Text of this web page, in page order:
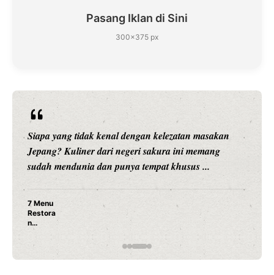
Pasang Iklan di Sini
300×375 px
Siapa yang tidak kenal dengan kelezatan masakan
Jepang? Kuliner dari negeri sakura ini memang
sudah mendunia dan punya tempat khusus ...
7 Menu
Restora
n
Jepang
yang
Dicoba,